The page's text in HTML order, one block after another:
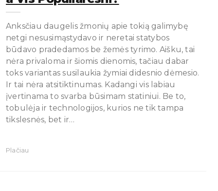
Anksčiau daugelis žmonių apie tokią galimybę
netgi nesusimąstydavo ir neretai statybos
būdavo pradedamos be žemės tyrimo. Aišku, tai
nėra privaloma ir šiomis dienomis, tačiau dabar
toks variantas susilaukia žymiai didesnio dėmesio.
Ir tai nėra atsitiktinumas. Kadangi vis labiau
įvertinama to svarba būsimam statiniui. Be to,
tobulėja ir technologijos, kurios ne tik tampa
tikslesnės, bet ir…
Plačiau